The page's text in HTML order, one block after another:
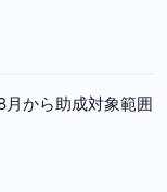
から助成対象範囲